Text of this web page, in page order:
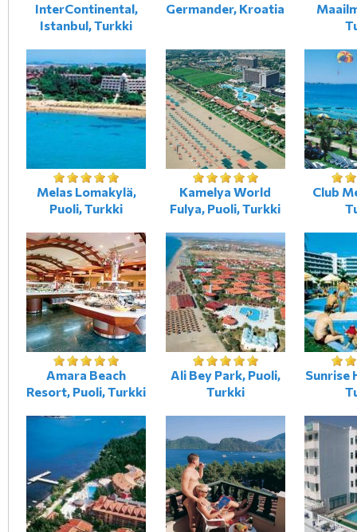
InterContinental,
Istanbul, Turkki
Germander, Kroatia
Melas Lomakylä,
Puoli, Turkki
Kamelya World
Fulya, Puoli, Turkki
Club
Amara Beach
Resort, Puoli, Turkki
Ali Bey Park, Puoli,
Turkki
Sunrise